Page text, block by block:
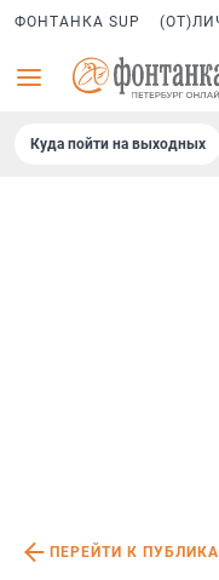
ФОНТАНКА SUP
Куда пойти на выходных
ПЕРЕЙТИ К